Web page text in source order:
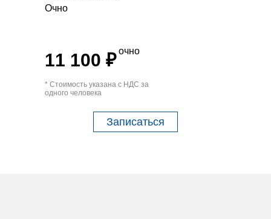
Записаться
Очно
11 100 ₽
* Стоимость указана с НДС за
одного человека
очно